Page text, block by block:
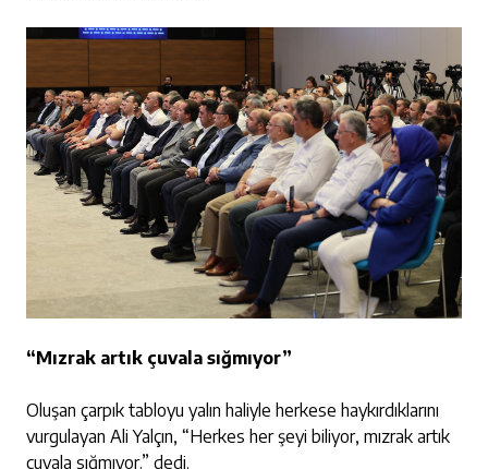
“Mızrak artık çuvala sığmıyor”
Oluşan çarpık tabloyu yalın haliyle herkese haykırdıklarını
vurgulayan Ali Yalçın, “Herkes her şeyi biliyor, mızrak artık
çuvala sığmıyor.” dedi.